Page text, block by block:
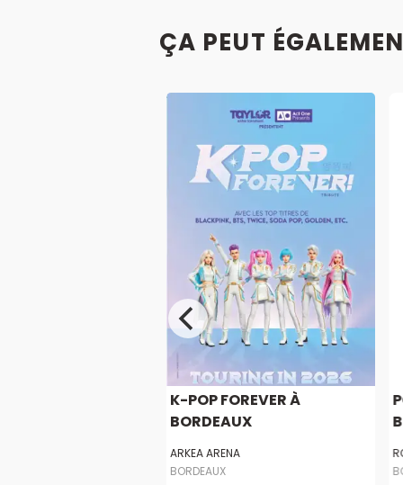
ÇA PEUT
K-POP FOREVER À
BORDEAUX
ARKEA ARENA
BORDEAUX